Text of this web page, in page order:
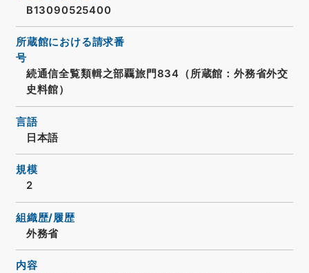
B13090525400
所蔵館における請求番
号
続通信全覧類輯之部覊旅門834（所蔵館：外務省外交
史料館）
言語
日本語
規模
2
組織歴/履歴
外務省
内容